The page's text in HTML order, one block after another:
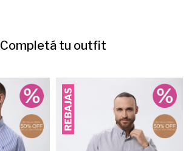
Completá tu outfit